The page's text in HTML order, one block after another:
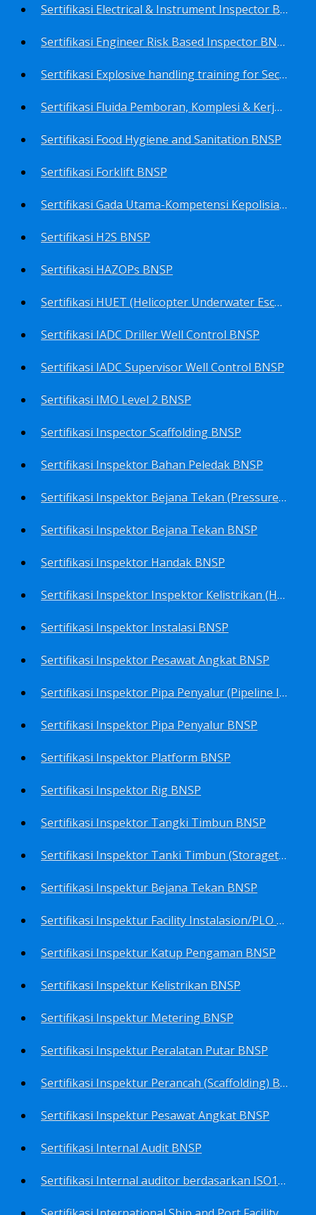
Sertifikasi Electrical & Instrument Inspector BNSP
Sertifikasi Engineer Risk Based Inspector BNSP
Sertifikasi Explosive handling training for Security staffs BNSP
Sertifikasi Fluida Pemboran, Komplesi & Kerja Ulang Sumur BNSP
Sertifikasi Food Hygiene and Sanitation BNSP
Sertifikasi Forklift BNSP
Sertifikasi Gada Utama-Kompetensi Kepolisian Terbatas Sektor Industri Migas BNSP
Sertifikasi H2S BNSP
Sertifikasi HAZOPs BNSP
Sertifikasi HUET (Helicopter Underwater Escape Training) BNSP
Sertifikasi IADC Driller Well Control BNSP
Sertifikasi IADC Supervisor Well Control BNSP
Sertifikasi IMO Level 2 BNSP
Sertifikasi Inspector Scaffolding BNSP
Sertifikasi Inspektor Bahan Peledak BNSP
Sertifikasi Inspektor Bejana Tekan (Pressure Vessel Inspector) BNSP
Sertifikasi Inspektor Bejana Tekan BNSP
Sertifikasi Inspektor Handak BNSP
Sertifikasi Inspektor Inspektor Kelistrikan (Harga Khusus) BNSP
Sertifikasi Inspektor Instalasi BNSP
Sertifikasi Inspektor Pesawat Angkat BNSP
Sertifikasi Inspektor Pipa Penyalur (Pipeline Inspector) BNSP
Sertifikasi Inspektor Pipa Penyalur BNSP
Sertifikasi Inspektor Platform BNSP
Sertifikasi Inspektor Rig BNSP
Sertifikasi Inspektor Tangki Timbun BNSP
Sertifikasi Inspektor Tanki Timbun (Storagetank Inspector) BNSP
Sertifikasi Inspektur Bejana Tekan BNSP
Sertifikasi Inspektur Facility Instalasion/PLO BNSP
Sertifikasi Inspektur Katup Pengaman BNSP
Sertifikasi Inspektur Kelistrikan BNSP
Sertifikasi Inspektur Metering BNSP
Sertifikasi Inspektur Peralatan Putar BNSP
Sertifikasi Inspektur Perancah (Scaffolding) BNSP
Sertifikasi Inspektur Pesawat Angkat BNSP
Sertifikasi Internal Audit BNSP
Sertifikasi Internal auditor berdasarkan ISO17025.2017 Pedoman Panduan Mutu&Prosedur Laboratorium BNSP